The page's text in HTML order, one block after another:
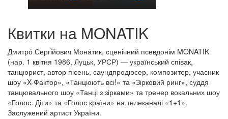
Квитки на MONATIK
Дмитро́ Сергі́йович Мона́тик, сценічний псевдонім MONATIK
(нар. 1 квітня 1986, Луцьк, УРСР) — український співак,
танцюрист, автор пісень, саундпродюсер, композитор, учасник
шоу «X-Фактор», «Танцюють всі!» та «Зірковий ринг», суддя
танцювального шоу «Танці з зірками» та тренер вокальних шоу
«Голос. Діти» та «Голос країни» на телеканалі «1+1».
Заслужений артист України.